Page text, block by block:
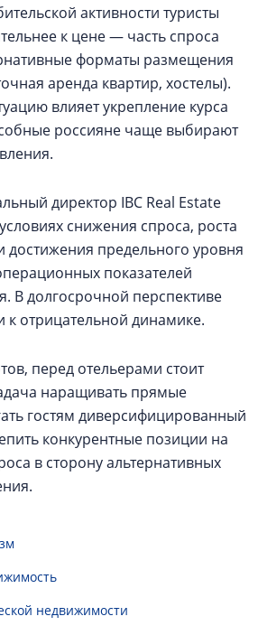
активности туристы
к цене — часть спроса
форматы размещения
аренда квартир, хостелы).
влияет укрепление курса
россияне чаще выбирают
директор IBC Real Estate
снижения спроса, роста
достижения предельного уровня
показателей
В долгосрочной перспективе
к отрицательной динамике.
перед отельерами стоит
наращивать прямые
гостям диверсифицированный
конкурентные позиции на
в сторону альтернативных
недвижимости